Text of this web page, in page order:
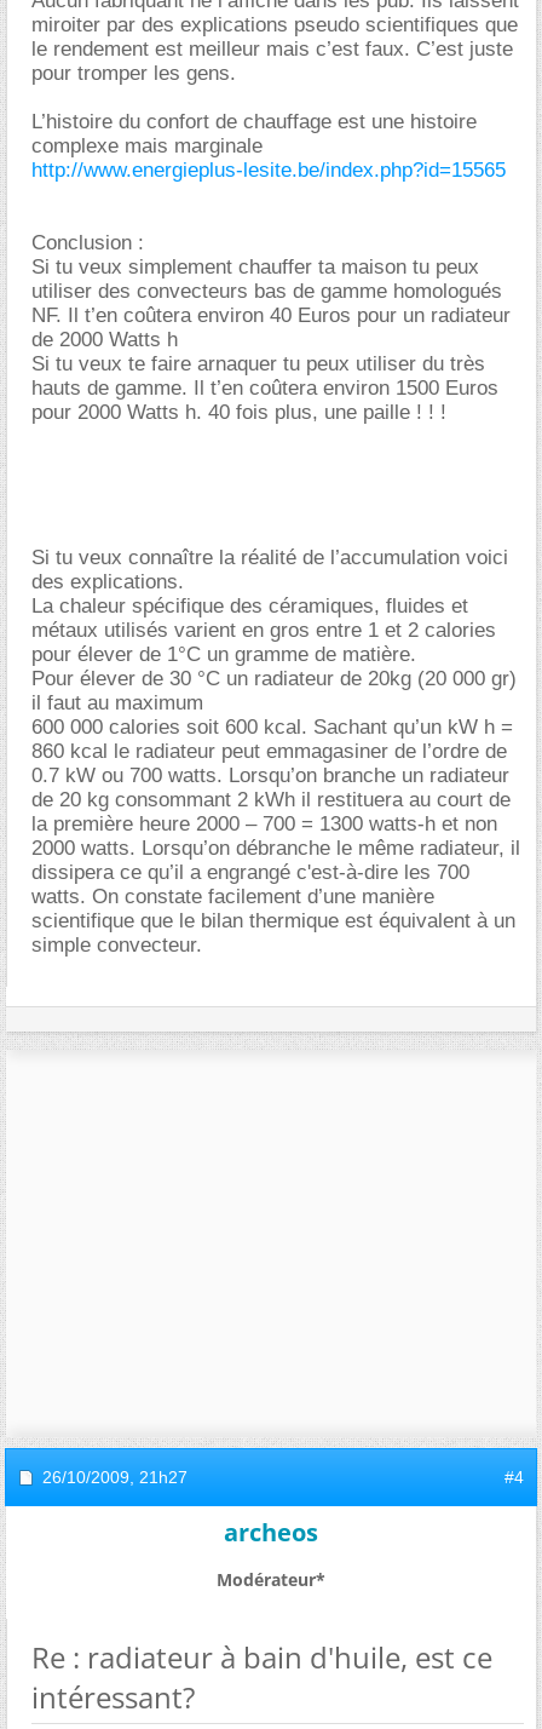
miroiter par des explications pseudo scientifiques que
le rendement est meilleur mais c’est faux. C’est juste
pour tromper les gens.
L’histoire du confort de chauffage est une histoire
complexe mais marginale
http://www.energieplus-lesite.be/index.php?id=15565
Conclusion :
Si tu veux simplement chauffer ta maison tu peux
utiliser des convecteurs bas de gamme homologués
NF. Il t’en coûtera environ 40 Euros pour un radiateur
de 2000 Watts h
Si tu veux te faire arnaquer tu peux utiliser du très
hauts de gamme. Il t’en coûtera environ 1500 Euros
pour 2000 Watts h. 40 fois plus, une paille ! ! !
Si tu veux connaître la réalité de l’accumulation voici
des explications.
La chaleur spécifique des céramiques, fluides et
métaux utilisés varient en gros entre 1 et 2 calories
pour élever de 1°C un gramme de matière.
Pour élever de 30 °C un radiateur de 20kg (20 000 gr)
il faut au maximum
600 000 calories soit 600 kcal. Sachant qu’un kW h =
860 kcal le radiateur peut emmagasiner de l’ordre de
0.7 kW ou 700 watts. Lorsqu’on branche un radiateur
de 20 kg consommant 2 kWh il restituera au court de
la première heure 2000 – 700 = 1300 watts-h et non
2000 watts. Lorsqu’on débranche le même radiateur, il
dissipera ce qu’il a engrangé c'est-à-dire les 700
watts. On constate facilement d’une manière
scientifique que le bilan thermique est équivalent à un
simple convecteur.
26/10/2009, 21h27 #4
archeos
Modérateur*
Re : radiateur à bain d'huile, est ce
intéressant?